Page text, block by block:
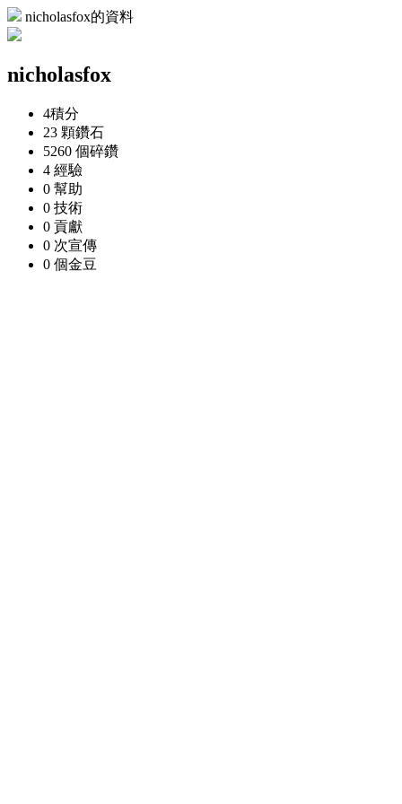
nicholasfox的資料
nicholasfox
4積分
23 顆鑽石
5260 個碎鑽
4 經驗
0 幫助
0 技術
0 貢獻
0 次宣傳
0 個金豆